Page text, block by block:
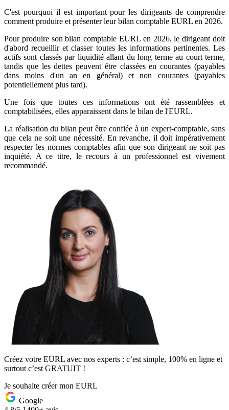
C'est pourquoi il est important pour les dirigeants de comprendre
comment produire et présenter leur bilan comptable EURL en 2026.
Pour produire son bilan comptable EURL en 2026, le dirigeant doit
d'abord recueillir et classer toutes les informations pertinentes. Les
actifs sont classés par liquidité allant du long terme au court terme,
tandis que les dettes peuvent être classées en courantes (payables
dans moins d'un an en général) et non courantes (payables
potentiellement plus tard).
Une fois que toutes ces informations ont été rassemblées et
comptabilisées, elles apparaissent dans le bilan de l'EURL.
La réalisation du bilan peut être confiée à un expert-comptable, sans
que cela ne soit une nécessité. En revanche, il doit impérativement
respecter les normes comptables afin que son dirigeant ne soit pas
inquiété. A ce titre, le recours à un professionnel est vivement
recommandé.
Créez votre EURL avec nos experts : c’est simple, 100% en ligne et
surtout c’est GRATUIT !
Je souhaite créer mon EURL
Google